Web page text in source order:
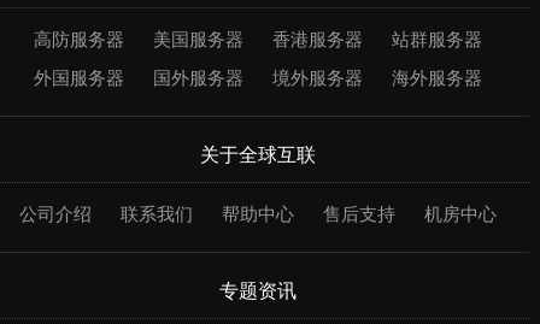
高防服务器 美国服务器 香港服务器
站群服务器
外国服务器
国外服务器 境外服务器 海外服务器
关于全球互联
公司介绍 联系我们 帮助中心 售后支持 机房中心
专题资讯